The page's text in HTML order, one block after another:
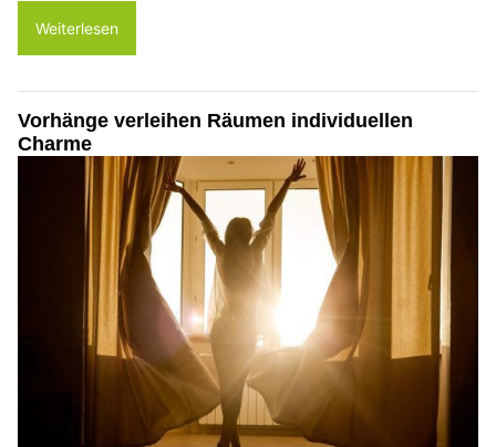
Weiterlesen
Vorhänge verleihen Räumen individuellen
Charme